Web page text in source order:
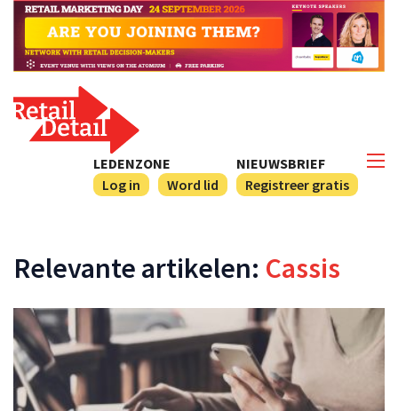
NIEUWSBRIEF
Registreer gratis
LEDENZONE
Log in
Word lid
Relevante artikelen: Cassis